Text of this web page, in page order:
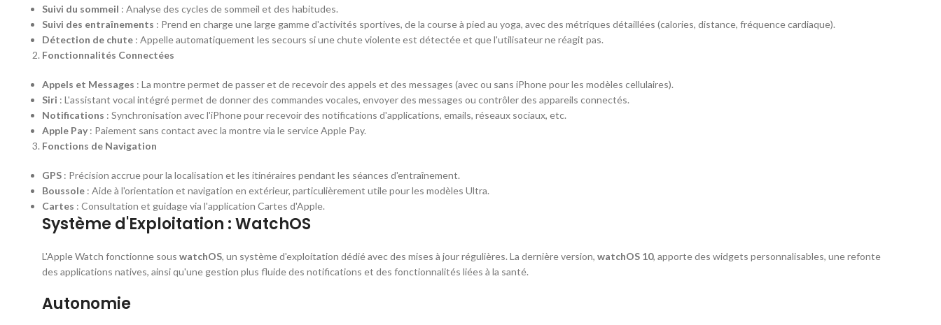
Suivi du sommeil : Analyse des cycles de sommeil et des habitudes.
Suivi des entraînements : Prend en charge une large gamme d'activités sportives, de la course à pied au yoga, avec des métriques détaillées (calories, distance, fréquence cardiaque).
Détection de chute : Appelle automatiquement les secours si une chute violente est détectée et que l'utilisateur ne réagit pas.
Fonctionnalités Connectées
Appels et Messages : La montre permet de passer et de recevoir des appels et des messages (avec ou sans iPhone pour les modèles cellulaires).
Siri : L'assistant vocal intégré permet de donner des commandes vocales, envoyer des messages ou contrôler des appareils connectés.
Notifications : Synchronisation avec l'iPhone pour recevoir des notifications d'applications, emails, réseaux sociaux, etc.
Apple Pay : Paiement sans contact avec la montre via le service Apple Pay.
Fonctions de Navigation
GPS : Précision accrue pour la localisation et les itinéraires pendant les séances d'entraînement.
Boussole : Aide à l'orientation et navigation en extérieur, particulièrement utile pour les modèles Ultra.
Cartes : Consultation et guidage via l'application Cartes d'Apple.
Système d'Exploitation : WatchOS
L'Apple Watch fonctionne sous watchOS, un système d'exploitation dédié avec des mises à jour régulières. La dernière version, watchOS 10, apporte des widgets personnalisables, une refonte
des applications natives, ainsi qu'une gestion plus fluide des notifications et des fonctionnalités liées à la santé.
Autonomie